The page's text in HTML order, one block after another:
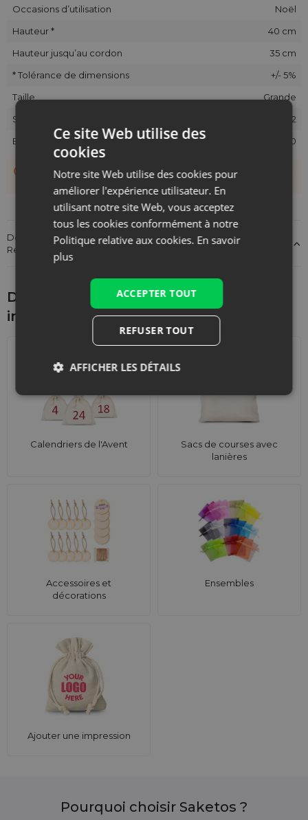
Occasions d’utilisation
Noël
Hauteur *
40 cm
Hauteur jusqu’au cordon
35 cm
* Tolérance de dimensions
+/- 5%
Taille
Grande
SKU
P.JUT-3040-RED.D1-172
EAN
5903003407140
Les sachets étant cousus main, une tolérance de +/- 1 cm est
Détails sur la conformité du produit aux réglementations :
Responsabilité du produit
Découvrez ce qui pourrait vous
intéresser d'autre
Calendriers de l'Avent
Sacs de courses avec
lanières
Accessoires et
décorations
Ensembles
Ajouter une impression
Pourquoi choisir Saketos ?
Ce site Web utilise des
cookies
Notre site Web utilise des cookies pour
améliorer l'expérience utilisateur. En
utilisant notre site Web, vous acceptez
tous les cookies conformément à notre
Politique relative aux cookies. En savoir
plus
ACCEPTER TOUT
REFUSER TOUT
AFFICHER LES DÉTAILS